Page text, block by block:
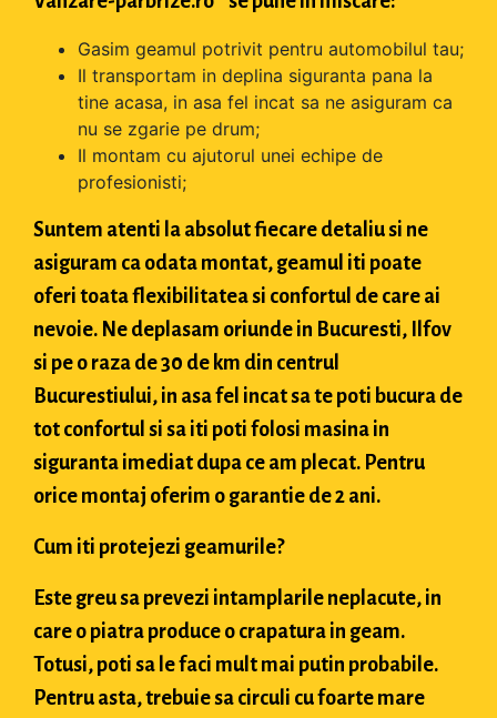
Gasim geamul potrivit pentru automobilul tau;
Il transportam in deplina siguranta pana la
tine acasa, in asa fel incat sa ne asiguram ca
nu se zgarie pe drum;
Il montam cu ajutorul unei echipe de
profesionisti;
Suntem atenti la absolut fiecare detaliu si ne
asiguram ca odata montat, geamul iti poate
oferi toata flexibilitatea si confortul de care ai
nevoie. Ne deplasam oriunde in Bucuresti, Ilfov
si pe o raza de 30 de km din centrul
Bucurestiului, in asa fel incat sa te poti bucura de
tot confortul si sa iti poti folosi masina in
siguranta imediat dupa ce am plecat. Pentru
orice montaj oferim o garantie de 2 ani.
Cum iti protejezi geamurile?
Este greu sa prevezi intamplarile neplacute, in
care o piatra produce o crapatura in geam.
Totusi, poti sa le faci mult mai putin probabile.
Pentru asta, trebuie sa circuli cu foarte mare